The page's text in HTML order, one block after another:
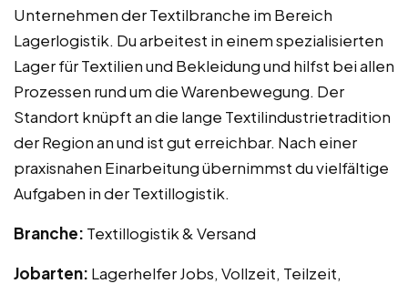
Unternehmen der Textilbranche im Bereich
Lagerlogistik. Du arbeitest in einem spezialisierten
Lager für Textilien und Bekleidung und hilfst bei allen
Prozessen rund um die Warenbewegung. Der
Standort knüpft an die lange Textilindustrietradition
der Region an und ist gut erreichbar. Nach einer
praxisnahen Einarbeitung übernimmst du vielfältige
Aufgaben in der Textillogistik.
Branche: Textillogistik & Versand
Jobarten: Lagerhelfer Jobs, Vollzeit, Teilzeit,